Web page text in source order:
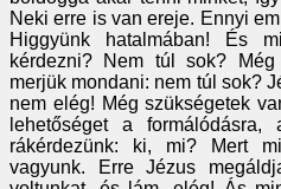
Neki erre is van ereje. Ennyi
Higgyünk hatalmában! És
kérdezni? Nem túl sok?
merjük mondani: nem túl sok?
nem elég! Még szükségetek
lehetőséget a
rákérdezünk: ki, mi? Mert
vagyunk. Erre Jézus